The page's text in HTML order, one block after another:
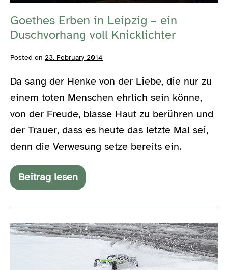
Duschvorhang
voll
Knicklichter
Goethes Erben in Leipzig – ein
Duschvorhang voll Knicklichter
Posted on 23. February 2014
Da sang der Henke von der Liebe, die nur zu
einem toten Menschen ehrlich sein könne,
von der Freude, blasse Haut zu berühren und
der Trauer, dass es heute das letzte Mal sei,
denn die Verwesung setze bereits ein.
Beitrag lesen
Goethes
Erben
–
ein
Duschvorhang
Knicklichter
Mein